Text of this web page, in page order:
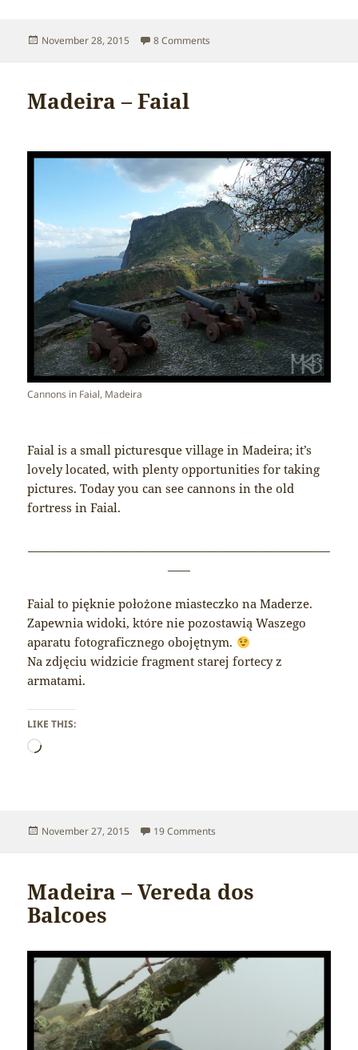
Posted
November 28, 2015 8 Comments
Madeira – Faial
Cannons in Faial, Madeira
Faial is a small picturesque village in Madeira; it’s
lovely located, with plenty opportunities for taking
pictures. Today you can see cannons in the old
fortress in Faial.
Faial to pięknie położone miasteczko na Maderze.
Zapewnia widoki, które nie pozostawią Waszego
aparatu fotograficznego obojętnym.
Na zdjęciu widzicie fragment starej fortecy z
armatami.
LIKE THIS:
Loading…
Posted
November 27, 2015 19 Comments
Madeira – Vereda dos
Balcoes